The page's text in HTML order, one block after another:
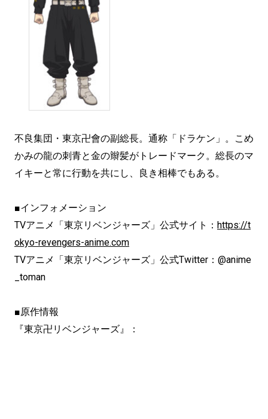
不良集団・東京卍會の副総長。通称「ドラケン」。こめ
かみの龍の刺青と金の辮髪がトレードマーク。総長のマ
イキーと常に行動を共にし、良き相棒でもある。
■インフォメーション
TVアニメ「東京リベンジャーズ」公式サイト： https://t
okyo-revengers-anime.com
TVアニメ「東京リベンジャーズ」公式Twitter：@anime
_toman
■原作情報
『東京卍リベンジャーズ』：